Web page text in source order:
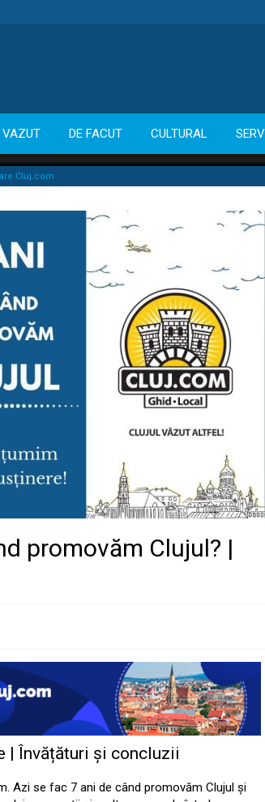
VAZUT DE FACUT CULTURAL
Cluj.com
promovăm Clujul? |
| Învățături și concluzii
Azi se fac 7 ani de când promovăm Clujul și